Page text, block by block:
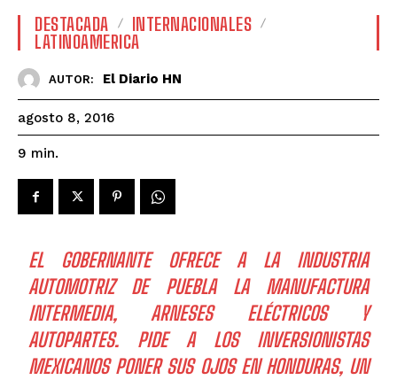
DESTACADA
INTERNACIONALES
LATINOAMERICA
AUTOR: El Diario HN
agosto 8, 2016
9 min.
EL GOBERNANTE OFRECE A LA INDUSTRIA
AUTOMOTRIZ DE PUEBLA LA MANUFACTURA
INTERMEDIA, ARNESES ELÉCTRICOS Y
AUTOPARTES. PIDE A LOS INVERSIONISTAS
MEXICANOS PONER SUS OJOS EN HONDURAS, UN